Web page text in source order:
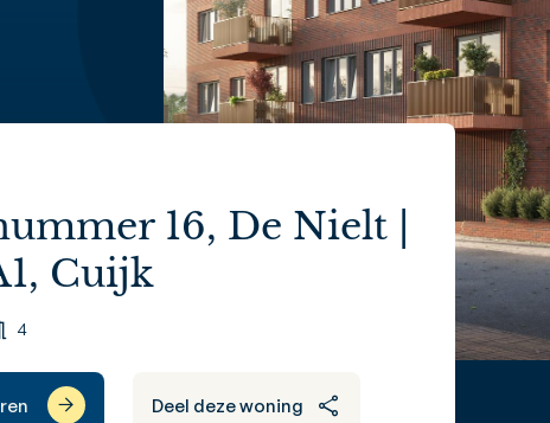
16, De Nielt |
Cuijk
4
Deel deze woning